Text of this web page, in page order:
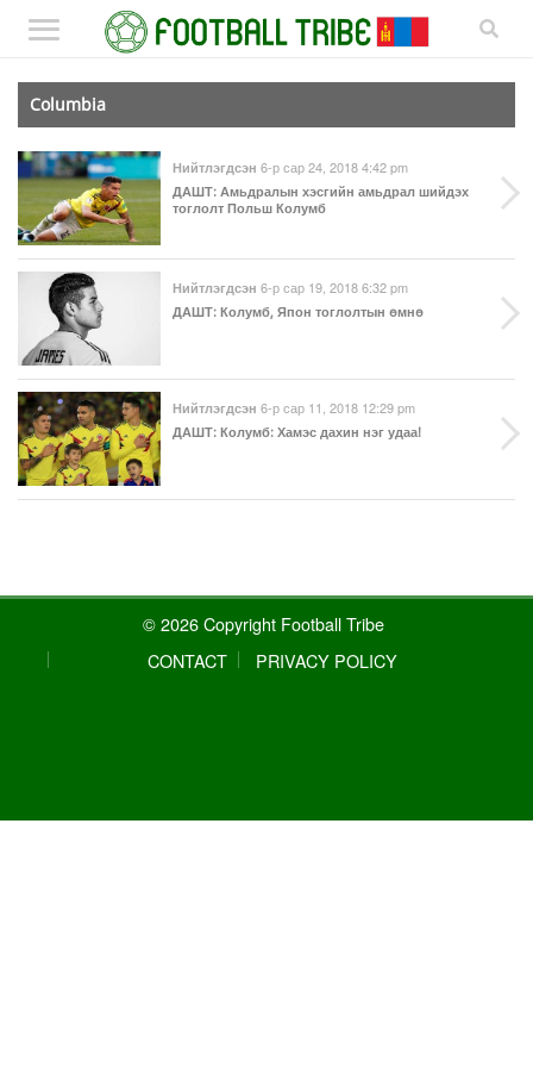
Columbia
Нийтлэгдсэн 6-р сар 24, 2018 4:42 pm
ДАШТ: Амьдралын хэсгийн амьдрал шийдэх
тоглолт Польш Колумб
Нийтлэгдсэн 6-р сар 19, 2018 6:32 pm
ДАШТ: Колумб, Япон тоглолтын өмнө
Нийтлэгдсэн 6-р сар 11, 2018 12:29 pm
ДАШТ: Колумб: Хамэс дахин нэг удаа!
© 2026 Copyright Football Tribe
CONTACT
PRIVACY POLICY